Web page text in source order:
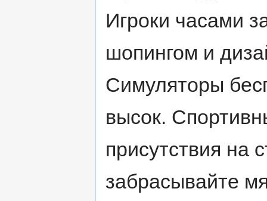
Игроки часами
шопингом и
Симуляторы
высок.
присутствия на
забрасывайте